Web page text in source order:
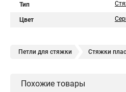
Тип
Цвет
Петли для стяжки Стяжки
Стяжки зажим Хомут стяжка
Похожие товары